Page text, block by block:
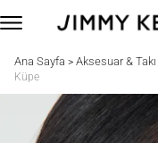
Ana Sayfa > Aksesuar & Takı
Küpe